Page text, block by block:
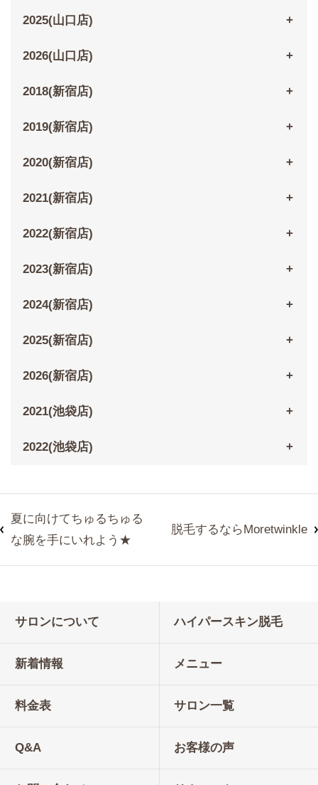
2025(山口店)
2026(山口店)
2018(新宿店)
2019(新宿店)
2020(新宿店)
2021(新宿店)
2022(新宿店)
2023(新宿店)
2024(新宿店)
2025(新宿店)
2026(新宿店)
2021(池袋店)
2022(池袋店)
夏に向けてちゅるちゅる
な腕を手にいれよう★
脱毛するならMoretwinkle
サロンについて ハイパースキン脱毛
新着情報 メニュー
料金表 サロン一覧
Q&A お客様の声